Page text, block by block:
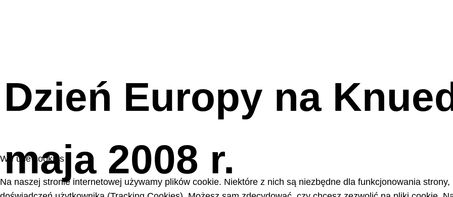
Dzień Europy na
maja 2008 r.
We use cookies
Na naszej stronie internetowej używamy plików cookie. Niektóre z nich są niezbędne dla funkcjonowania